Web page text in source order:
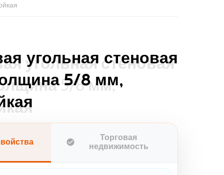
угольная стеновая
5/8 мм,
угольная стеновая
5/8 мм,
Торговая
недвижимость